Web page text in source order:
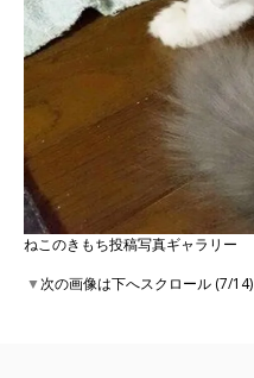
ねこのきもち投稿写真ギャラリー
▼次の画像は下へスクロール (7/14)